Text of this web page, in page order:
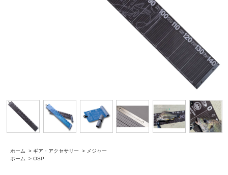
ホーム > ギア・アクセサリー > メジャー
ホーム
> OSP